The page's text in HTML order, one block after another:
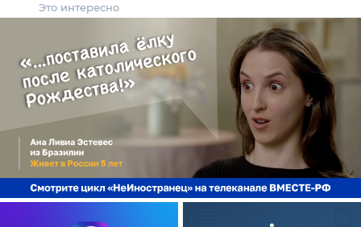
Это интересно